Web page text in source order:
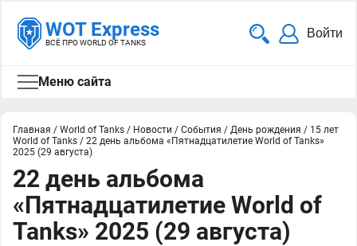
WOT Express
ВСЁ ПРО WORLD OF TANKS
Войти
Меню сайта
Главная / World of Tanks / Новости / События / День рождения / 15 лет
World of Tanks / 22 день альбома «Пятнадцатилетие World of Tanks»
2025 (29 августа)
22 день альбома
«Пятнадцатилетие World of
Tanks» 2025 (29 августа)